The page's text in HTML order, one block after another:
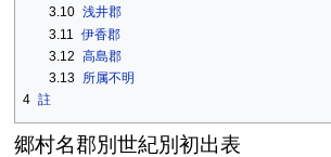
3.10 浅井郡
3.11
伊香郡
3.12 高島郡
3.13 所属不明
4 註
郷村名郡別世紀別初出表